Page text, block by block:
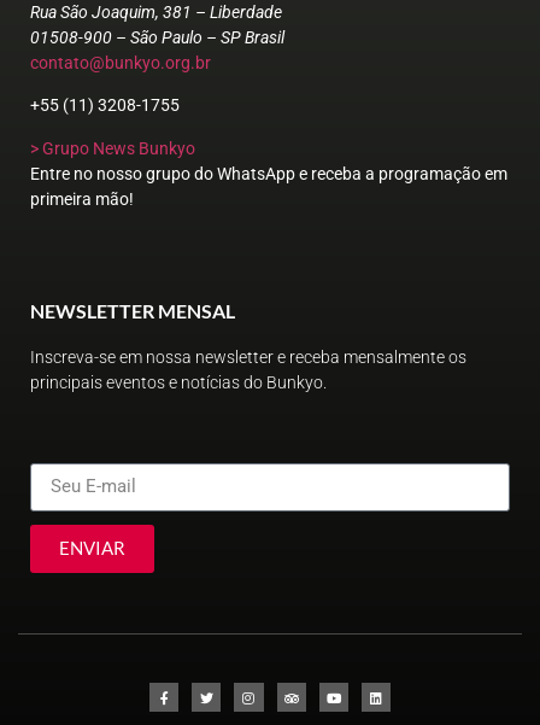
Rua São Joaquim, 381 – Liberdade
01508-900 – São Paulo – SP Brasil
contato@bunkyo.org.br
+55 (11) 3208-1755
> Grupo News Bunkyo
Entre no nosso grupo do WhatsApp e receba a programação em
primeira mão!
NEWSLETTER MENSAL
Inscreva-se em nossa newsletter e receba mensalmente os
principais eventos e notícias do Bunkyo.
ENVIAR